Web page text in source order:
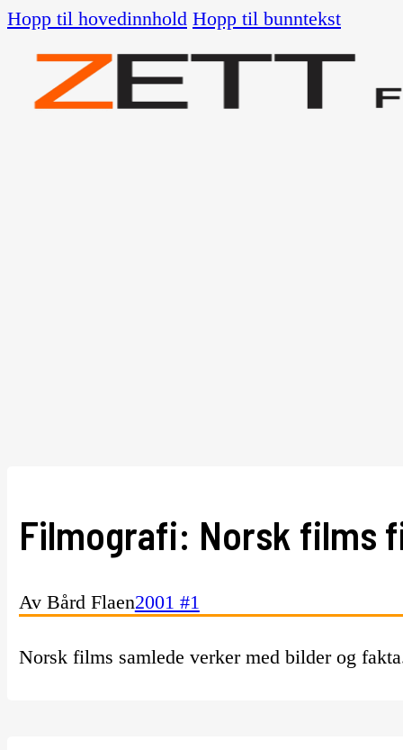
Hopp til hovedinnhold Hopp til bunntekst
Filmografi: Norsk films
Av Bård Flaen2001 #1
Norsk films samlede verker med bilder og